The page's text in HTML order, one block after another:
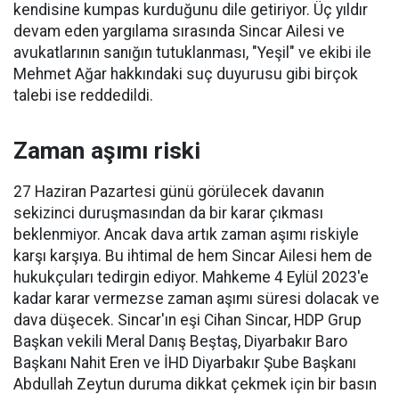
kendisine kumpas kurduğunu dile getiriyor. Üç yıldır
devam eden yargılama sırasında Sincar Ailesi ve
avukatlarının sanığın tutuklanması, "Yeşil" ve ekibi ile
Mehmet Ağar hakkındaki suç duyurusu gibi birçok
talebi ise reddedildi.
Zaman aşımı riski
27 Haziran Pazartesi günü görülecek davanın
sekizinci duruşmasından da bir karar çıkması
beklenmiyor. Ancak dava artık zaman aşımı riskiyle
karşı karşıya. Bu ihtimal de hem Sincar Ailesi hem de
hukukçuları tedirgin ediyor. Mahkeme 4 Eylül 2023'e
kadar karar vermezse zaman aşımı süresi dolacak ve
dava düşecek. Sincar'ın eşi Cihan Sincar, HDP Grup
Başkan vekili Meral Danış Beştaş, Diyarbakır Baro
Başkanı Nahit Eren ve İHD Diyarbakır Şube Başkanı
Abdullah Zeytun duruma dikkat çekmek için bir basın